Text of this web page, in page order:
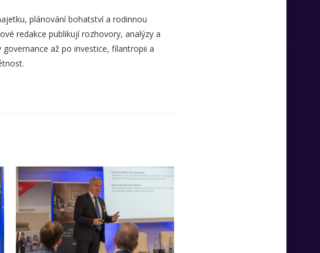
plánování bohatství a rodinnou
redakce publikují rozhovory, analýzy a
až po investice, filantropii a